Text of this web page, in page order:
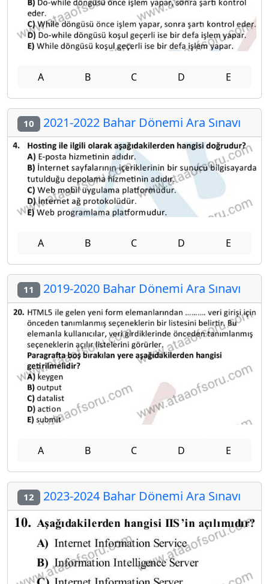
A B C D E
10 2021-2022 Bahar Dönemi Ara Sınavı
A B C D E
11 2019-2020 Bahar Dönemi Ara Sınavı
A B C D E
12 2023-2024 Bahar Dönemi Ara Sınavı